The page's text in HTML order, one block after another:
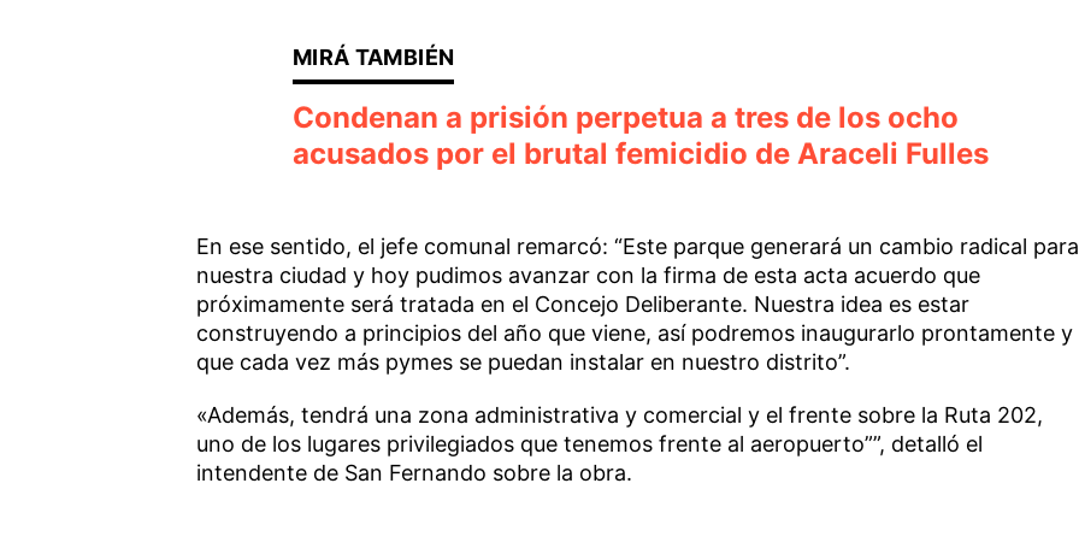
Condenan a prisión perpetua a tres de los ocho
acusados por el brutal femicidio de Araceli Fulles
En ese sentido, el jefe comunal remarcó: “Este parque generará un cambio radical para
nuestra ciudad y hoy pudimos avanzar con la firma de esta acta acuerdo que
próximamente será tratada en el Concejo Deliberante. Nuestra idea es estar
construyendo a principios del año que viene, así podremos inaugurarlo prontamente y
que cada vez más pymes se puedan instalar en nuestro distrito”.
«Además, tendrá una zona administrativa y comercial y el frente sobre la Ruta 202,
uno de los lugares privilegiados que tenemos frente al aeropuerto””, detalló el
intendente de San Fernando sobre la obra.